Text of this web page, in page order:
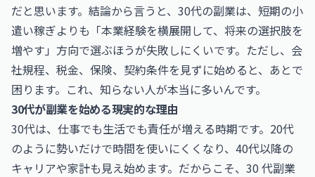
だと思います。結論から言うと、30代の副業は、短期の小
遣い稼ぎよりも「本業経験を横展開して、将来の選択肢を
増やす」方向で選ぶほうが失敗しにくいです。ただし、会
社規程、税金、保険、契約条件を見ずに始めると、あとで
困ります。これ、知らない人が本当に多いんです。
30代が副業を始める現実的な理由
30代は、仕事でも生活でも責任が増える時期です。20代
のように勢いだけで時間を使いにくくなり、40代以降の
キャリアや家計も見え始めます。だからこそ、30 代副業